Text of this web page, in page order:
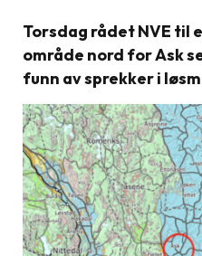
Torsdag rådet NVE til
område nord for Ask
funn av sprekker i